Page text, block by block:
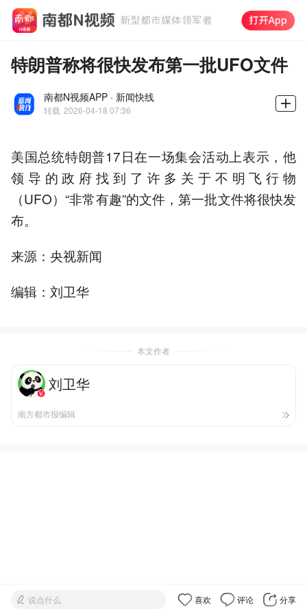
特朗普称将很快发布第一批UFO文件
南都N视频APP · 新闻快线
转载 2026-04-18 07:36
美国总统特朗普17日在一场集会活动上表示，他
领导的政府找到了许多关于不明飞行物
（UFO）“非常有趣”的文件，第一批文件将很快发
布。
来源：央视新闻
编辑：刘卫华
本文作者
刘卫华
南方都市报编辑
说点什么 喜欢 评论 分享